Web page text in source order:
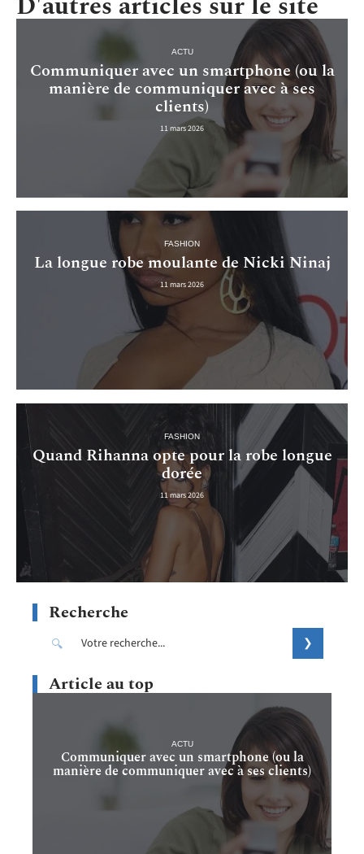
ACTU
Communiquer avec un smartphone (ou la
manière de communiquer avec à ses
clients)
11 mars 2026
FASHION
La longue robe moulante de Nicki Ninaj
11 mars 2026
FASHION
Quand Rihanna opte pour la robe longue
dorée
11 mars 2026
Recherche
Article au top
ACTU
Communiquer avec un smartphone (ou la
manière de communiquer avec à ses clients)